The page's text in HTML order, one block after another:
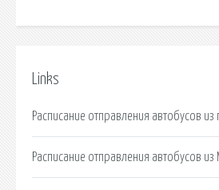
Links
Расписание отправления автобусов
Расписание отправления автобусов